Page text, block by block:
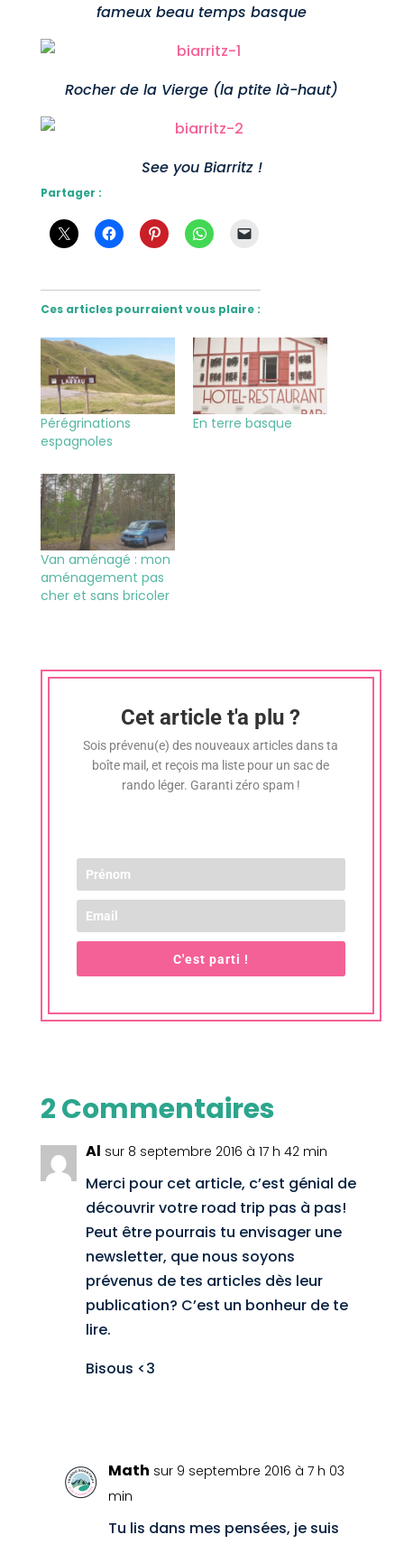
fameux beau temps basque
Rocher de la Vierge (la ptite là-haut)
See you Biarritz !
Partager :
Ces articles pourraient vous plaire :
Pérégrinations
espagnoles
En terre basque
Van aménagé : mon
aménagement pas
cher et sans bricoler
Cet article t'a plu ?
Sois prévenu(e) des nouveaux articles dans ta
boîte mail, et reçois ma liste pour un sac de
rando léger. Garanti zéro spam !
C'est parti !
2 Commentaires
Al sur 8 septembre 2016 à 17 h 42 min
Merci pour cet article, c’est génial de
découvrir votre road trip pas à pas!
Peut être pourrais tu envisager une
newsletter, que nous soyons
prévenus de tes articles dès leur
publication? C’est un bonheur de te
lire.
Bisous <3
Math sur 9 septembre 2016 à 7 h 03
min
Tu lis dans mes pensées, je suis